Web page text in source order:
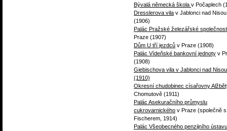
Bývalá německá škola v Počaplech
Dresslerova vila v Jablonci nad Nisou
(1906)
Palác Pražské železářské
Praze (1907)
Dům U tří jezdců v Praze (1908)
Palác Vídeňské bankovní jednoty v
(1908)
Giebischova vila v Jablonci nad Nisou
(1910)
Okresní chudobinec císařovny
Chomutově (1911)
Palác Asekuračního průmyslu
cukrovarnického v Praze (společně s
Fischerem, 1914)
Palác Všeobecného penzijního ústavu